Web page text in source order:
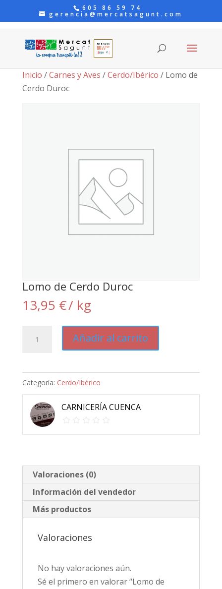
605 86 59 74
gerencia@mercatsagunt.com
Inicio /Carnes y Aves /Cerdo/Ibérico / Lomo de
Cerdo Duroc
Lomo de Cerdo Duroc
13,95 €/ kg
Duroc
cantidad
Añadir al carrito
Categoría: Cerdo/Ibérico
CARNICERÍA CUENCA
Valoraciones (0)
Información del vendedor
Más productos
Valoraciones
No hay valoraciones aún.
Sé el primero en valorar “Lomo de